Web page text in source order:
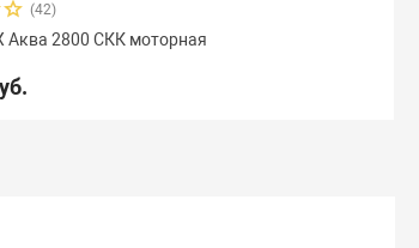
(42)
Аква 2800 СКК моторная